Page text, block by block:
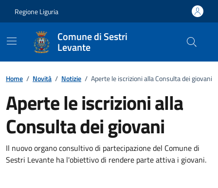
Regione Liguria
Comune di Sestri
Levante
Home / Novità / Notizie / Aperte le iscrizioni alla Consulta dei giovani
Aperte le iscrizioni alla
Consulta dei giovani
Dettagli della notizia
Il nuovo organo consultivo di partecipazione del Comune di
Sestri Levante ha l'obiettivo di rendere parte attiva i giovani.